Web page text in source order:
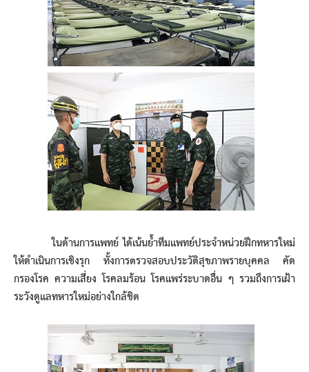
ในด้านการแพทย์ ได้เน้นย้ำทีมแพทย์ประจำหน่วยฝึกทหารใหม่
ให้ดำเนินการเชิงรุก ทั้งการตรวจสอบประวัติสุขภาพรายบุคคล คัด
กรองโรค ความเสี่ยง โรคลมร้อน โรคแพร่ระบาดอื่น ๆ รวมถึงการเฝ้า
ระวังดูแลทหารใหม่อย่างใกล้ชิด